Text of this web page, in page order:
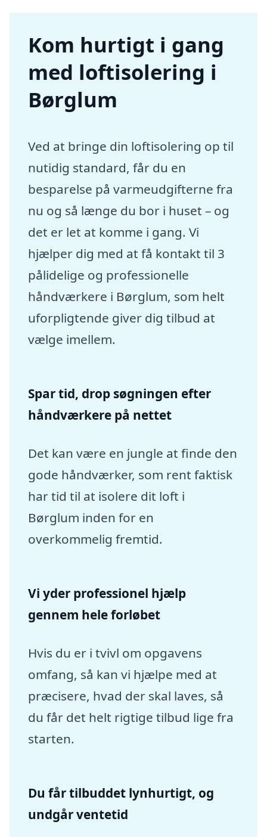
Kom hurtigt i gang
med loftisolering i
Børglum
Ved at bringe din loftisolering op til
nutidig standard, får du en
besparelse på varmeudgifterne fra
nu og så længe du bor i huset – og
det er let at komme i gang. Vi
hjælper dig med at få kontakt til 3
pålidelige og professionelle
håndværkere i Børglum, som helt
uforpligtende giver dig tilbud at
vælge imellem.
Spar tid, drop søgningen efter
håndværkere på nettet
Det kan være en jungle at finde den
gode håndværker, som rent faktisk
har tid til at isolere dit loft i
Børglum inden for en
overkommelig fremtid.
Vi yder professionel hjælp
gennem hele forløbet
Hvis du er i tvivl om opgavens
omfang, så kan vi hjælpe med at
præcisere, hvad der skal laves, så
du får det helt rigtige tilbud lige fra
starten.
Du får tilbuddet lynhurtigt, og
undgår ventetid